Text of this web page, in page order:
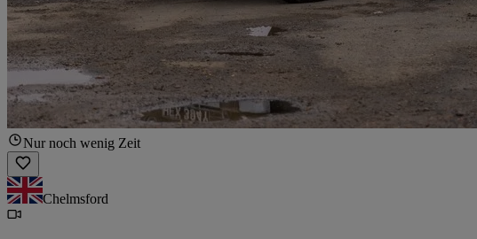
Nur noch wenig Zeit
Chelmsford